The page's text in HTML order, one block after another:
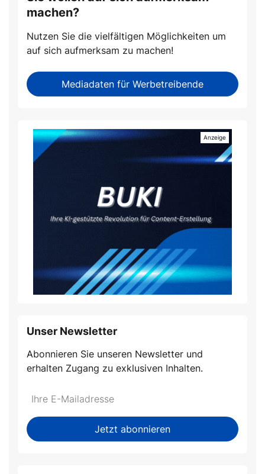
machen?
Nutzen Sie die vielfältigen Möglichkeiten um
auf sich aufmerksam zu machen!
Mediadaten für Werbetreibende
Unser Newsletter
Abonnieren Sie unseren Newsletter und
erhalten Zugang zu exklusiven Inhalten.
Do
fill
this
*Ihre
Mailadresse:
Jetzt abonnieren